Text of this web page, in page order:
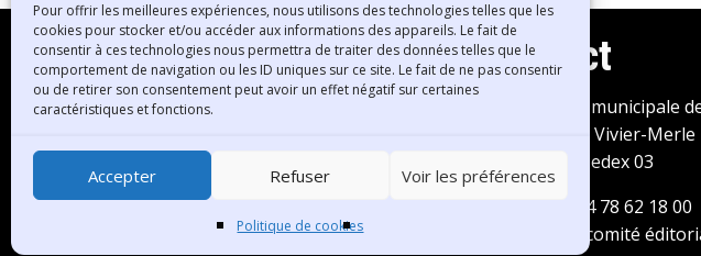
Pour offrir les meilleures expériences, nous utilisons des technologies telles que les
cookies pour stocker et/ou accéder aux informations des appareils. Le fait de
consentir à ces technologies nous permettra de traiter des données telles que le
comportement de navigation ou les ID uniques sur ce site. Le fait de ne pas consentir
ou de retirer son consentement peut avoir un effet négatif sur certaines
caractéristiques et fonctions.
Accepter Refuser Voir les préférences
Politique de cookies
Contact
Bibliothèque municipale
30 Boulevard Vivier-Merle
69431 Lyon Cedex 03
04 78 62 18 00
Contacter le comité